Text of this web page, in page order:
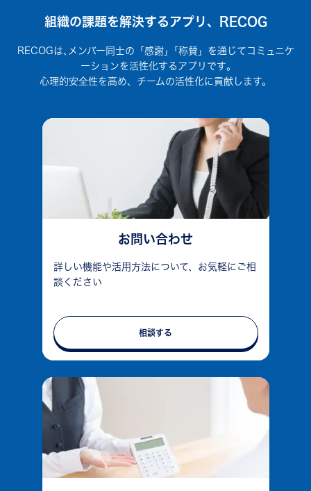
組織の課題を解決するアプリ、RECOG
RECOGは､メンバー同士の「感謝」｢称賛」を通じてコミュニケ
ーションを活性化するアプリです｡
心理的安全性を高め、チームの活性化に貢献します。
お問い合わせ
詳しい機能や活用方法について、お気軽にご相
談ください
相談する